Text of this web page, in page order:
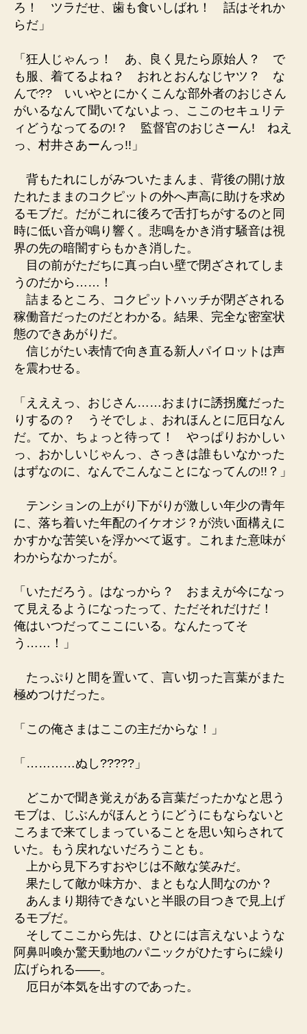
ろ！ ツラだせ、歯も食いしばれ！ 話はそれか
らだ」
「狂人じゃんっ！ あ、良く見たら原始人？ で
も服、着てるよね？ おれとおんなじヤツ？ な
んで?? いいやとにかくこんな部外者のおじさん
がいるなんて聞いてないよっ、ここのセキュリテ
ィどうなってるの!？ 監督官のおじさーん! ねえ
っ、村井さあーんっ!!」
背もたれにしがみついたまんま、背後の開け放
たれたままのコクピットの外へ声高に助けを求め
るモブだ。だがこれに後ろで舌打ちがするのと同
時に低い音が鳴り響く。悲鳴をかき消す騒音は視
界の先の暗闇すらもかき消した。
目の前がただちに真っ白い壁で閉ざされてしま
うのだから……！
詰まるところ、コクピットハッチが閉ざされる
稼働音だったのだとわかる。結果、完全な密室状
態のできあがりだ。
信じがたい表情で向き直る新人パイロットは声
を震わせる。
「えええっ、おじさん……おまけに誘拐魔だった
りするの？ うそでしょ、おれほんとに厄日なん
だ。てか、ちょっと待って！ やっぱりおかしい
っ、おかしいじゃんっ、さっきは誰もいなかった
はずなのに、なんでこんなことになってんの!!？」
テンションの上がり下がりが激しい年少の青年
に、落ち着いた年配のイケオジ？が渋い面構えに
かすかな苦笑いを浮かべて返す。これまた意味が
わからなかったが。
「いただろう。はなっから？ おまえが今になっ
て見えるようになったって、ただそれだけだ！
俺はいつだってここにいる。なんたってそ
う……！」
たっぷりと間を置いて、言い切った言葉がまた
極めつけだった。
「この俺さまはここの主だからな！」
「…………ぬし?????」
どこかで聞き覚えがある言葉だったかなと思う
モブは、じぶんがほんとうにどうにもならないと
ころまで来てしまっていることを思い知らされて
いた。もう戻れないだろうことも。
上から見下ろすおやじは不敵な笑みだ。
果たして敵か味方か、まともな人間なのか？
あんまり期待できないと半眼の目つきで見上げ
るモブだ。
そしてここから先は、ひとには言えないような
阿鼻叫喚か驚天動地のパニックがひたすらに繰り
広げられる――。
厄日が本気を出すのであった。